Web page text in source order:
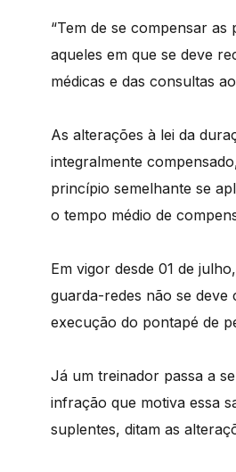
“Tem de se compensar
aqueles em que se deve
médicas e das consultas
As alterações à lei da
integralmente
princípio semelhante se
o tempo médio de
Em vigor desde 01 de
guarda-redes não se
execução do pontapé de
Já um treinador passa a
infração que motiva essa
suplentes, ditam as